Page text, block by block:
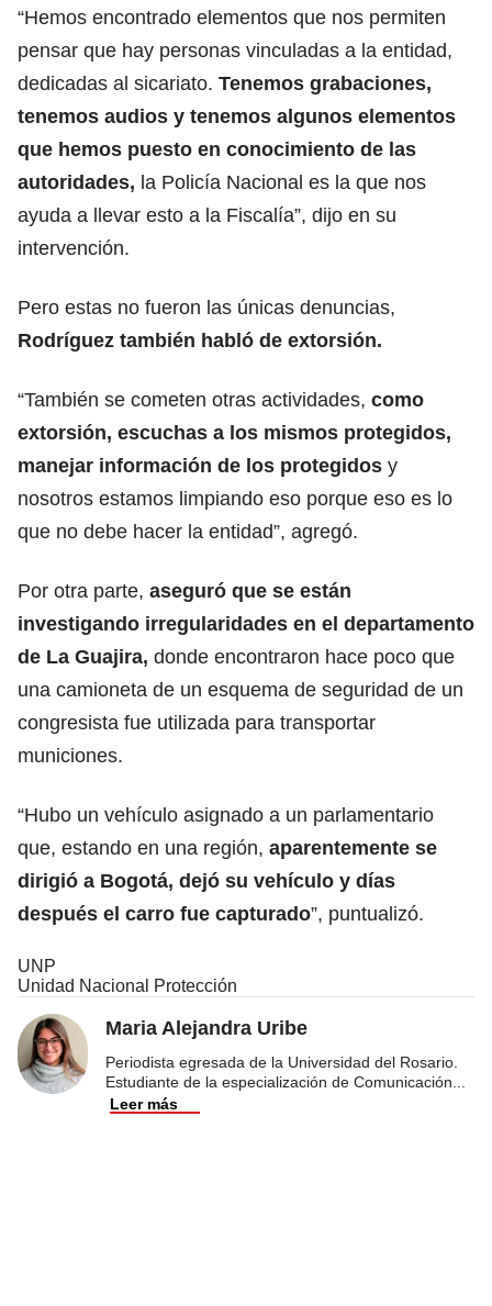
“Hemos encontrado elementos que nos permiten
pensar que hay personas vinculadas a la entidad,
dedicadas al sicariato. Tenemos grabaciones,
tenemos audios y tenemos algunos elementos
que hemos puesto en conocimiento de las
autoridades, la Policía Nacional es la que nos
ayuda a llevar esto a la Fiscalía”, dijo en su
intervención.
Pero estas no fueron las únicas denuncias,
Rodríguez también habló de extorsión.
“También se cometen otras actividades, como
extorsión, escuchas a los mismos protegidos,
manejar información de los protegidos y
nosotros estamos limpiando eso porque eso es lo
que no debe hacer la entidad”, agregó.
Por otra parte, aseguró que se están
investigando irregularidades en el departamento
de La Guajira, donde encontraron hace poco que
una camioneta de un esquema de seguridad de un
congresista fue utilizada para transportar
municiones.
“Hubo un vehículo asignado a un parlamentario
que, estando en una región, aparentemente se
dirigió a Bogotá, dejó su vehículo y días
después el carro fue capturado”, puntualizó.
UNP
Unidad Nacional Protección
Maria Alejandra Uribe
Periodista egresada de la Universidad del Rosario.
Estudiante de la especialización de Comunicación
Leer más